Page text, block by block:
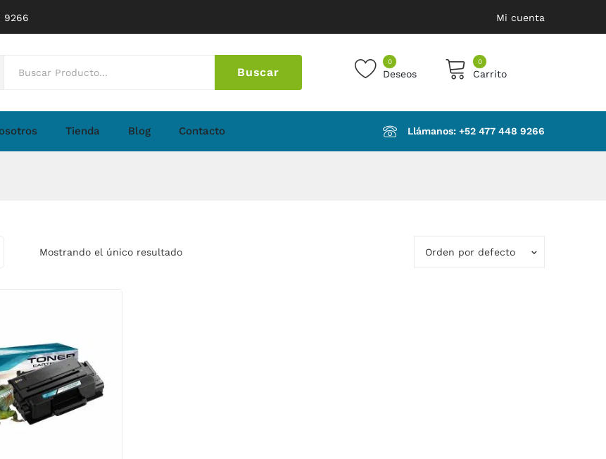
9266 Mi cuenta
Buscar
0
Deseos
0
Carrito
No products in the cart.
Tienda Blog Contacto Llámanos: ‪+52 477 448 9266‬
Mostrando el único resultado Orden por defecto